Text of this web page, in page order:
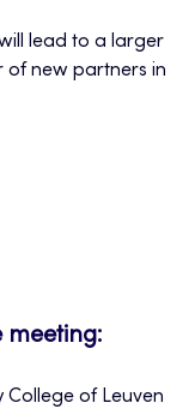
lead to a larger
of new partners in
meeting:
College of Leuven